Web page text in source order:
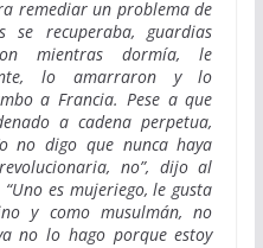
remediar un problema de
se recuperaba, guardias
mientras dormía, le
lo amarraron y lo
a Francia. Pese a que
a cadena perpetua,
no digo que nunca haya
no”, dijo al
es mujeriego, le gusta
y como musulmán, no
no lo hago porque estoy